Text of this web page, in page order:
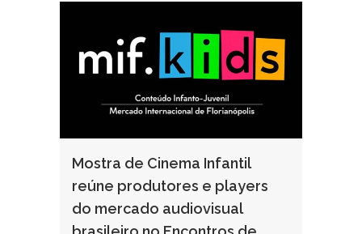
Mostra de Cinema Infantil
reúne produtores e players
do mercado audiovisual